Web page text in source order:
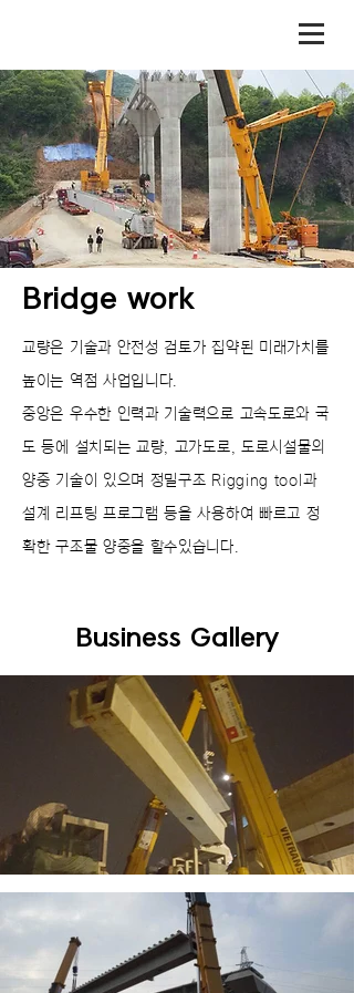
Bridge work
교량은 기술과 안전성 검토가 집약된 미래가치를
높이는 역점 사업입니다.
중앙은 우수한 인력과 기술력으로 고속도로와 국
도 등에 설치되는 교량, 고가도로, 도로시설물의
양중 기술이 있으며 정밀구조 Rigging tool과
설계 리프팅 프로그램 등을 사용하여 빠르고 정
확한 구조물 양중을 할수있습니다.
Business Gallery